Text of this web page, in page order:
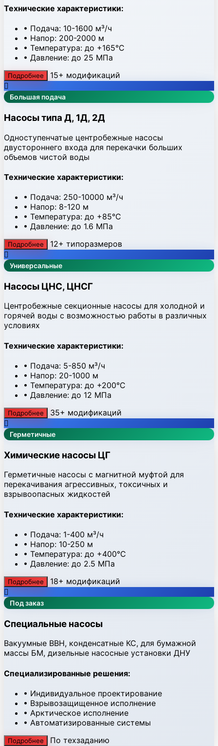
Технические характеристики:
• Подача: 10-1600 м³/ч
• Напор: 200-2000 м
• Температура: до +165°C
• Давление: до 25 МПа
Подробнее 15+ модификаций
Большая подача
Насосы типа Д, 1Д, 2Д
Одноступенчатые центробежные насосы
двустороннего входа для перекачки больших
объемов чистой воды
Технические характеристики:
• Подача: 250-10000 м³/ч
• Напор: 8-120 м
• Температура: до +85°C
• Давление: до 1.6 МПа
Подробнее 12+ типоразмеров
Универсальные
Насосы ЦНС, ЦНСГ
Центробежные секционные насосы для холодной и
горячей воды с возможностью работы в различных
условиях
Технические характеристики:
• Подача: 5-850 м³/ч
• Напор: 20-1000 м
• Температура: до +200°C
• Давление: до 12 МПа
Подробнее 35+ модификаций
Герметичные
Химические насосы ЦГ
Герметичные насосы с магнитной муфтой для
перекачивания агрессивных, токсичных и
взрывоопасных жидкостей
Технические характеристики:
• Подача: 1-400 м³/ч
• Напор: 10-250 м
• Температура: до +400°C
• Давление: до 2.5 МПа
Подробнее 18+ модификаций
Под заказ
Специальные насосы
Вакуумные ВВН, конденсатные КС, для бумажной
массы БМ, дизельные насосные установки ДНУ
Специализированные решения:
• Индивидуальное проектирование
• Взрывозащищенное исполнение
• Арктическое исполнение
• Автоматизированные системы
Подробнее По техзаданию